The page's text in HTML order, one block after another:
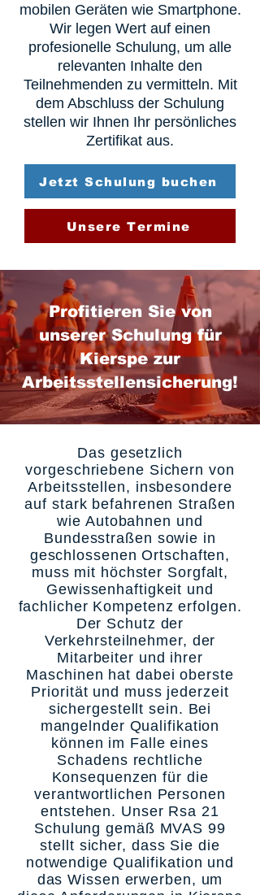
mobilen Geräten wie Smartphone.
Wir legen Wert auf einen
profesionelle Schulung, um alle
relevanten Inhalte den
Teilnehmenden zu vermitteln. Mit
dem Abschluss der Schulung
stellen wir Ihnen Ihr persönliches
Zertifikat aus.
Jetzt Schulung buchen
Unsere Termine
Profitieren Sie von
unserer Schulung für
Kierspe zur
Arbeitsstellensicherung!
Das gesetzlich
vorgeschriebene Sichern von
Arbeitsstellen, insbesondere
auf stark befahrenen Straßen
wie Autobahnen und
Bundesstraßen sowie in
geschlossenen Ortschaften,
muss mit höchster Sorgfalt,
Gewissenhaftigkeit und
fachlicher Kompetenz erfolgen.
Der Schutz der
Verkehrsteilnehmer, der
Mitarbeiter und ihrer
Maschinen hat dabei oberste
Priorität und muss jederzeit
sichergestellt sein. Bei
mangelnder Qualifikation
können im Falle eines
Schadens rechtliche
Konsequenzen für die
verantwortlichen Personen
entstehen. Unser Rsa 21
Schulung gemäß MVAS 99
stellt sicher, dass Sie die
notwendige Qualifikation und
das Wissen erwerben, um